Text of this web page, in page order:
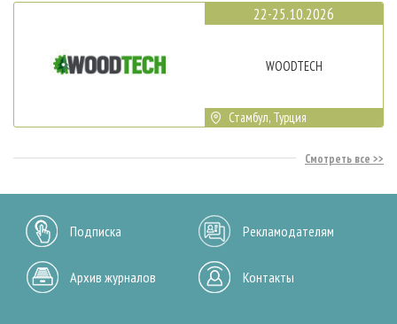
22-25.10.2026
WOODTECH
Стамбул, Турция
Смотреть все
Подписка Рекламодателям
Архив журналов Контакты